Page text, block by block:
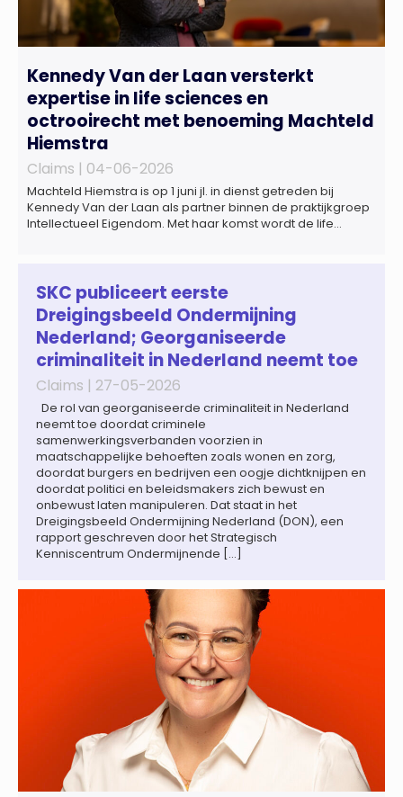
Kennedy Van der Laan versterkt
expertise in life sciences en
octrooirecht met benoeming Machteld
Hiemstra
Claims | 04-06-2026
Machteld Hiemstra is op 1 juni jl. in dienst getreden bij
Kennedy Van der Laan als partner binnen de praktijkgroep
Intellectueel Eigendom. Met haar komst wordt de life
regelgeving relevant voor de life sciences sector en de […]
SKC publiceert eerste
Dreigingsbeeld Ondermijning
Nederland; Georganiseerde
criminaliteit in Nederland neemt toe
Claims | 27-05-2026
De rol van georganiseerde criminaliteit in Nederland
neemt toe doordat criminele
samenwerkingsverbanden voorzien in
maatschappelijke behoeften zoals wonen en zorg,
doordat burgers en bedrijven een oogje dichtknijpen en
doordat politici en beleidsmakers zich bewust en
onbewust laten manipuleren. Dat staat in het
Dreigingsbeeld Ondermijning Nederland (DON), een
rapport geschreven door het Strategisch
Kenniscentrum Ondermijnende […]